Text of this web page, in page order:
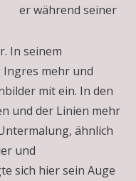
er während seiner
In seinem
Ingres mehr und
mit ein. In den
und der Linien mehr
ähnlich
und
sich hier sein Auge